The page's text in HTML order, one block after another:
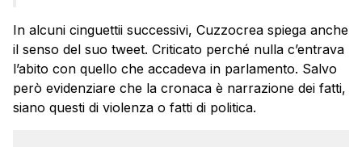
In alcuni cinguettii successivi, Cuzzocrea spiega anche
il senso del suo tweet. Criticato perché nulla c’entrava
l’abito con quello che accadeva in parlamento. Salvo
però evidenziare che la cronaca è narrazione dei fatti,
siano questi di violenza o fatti di politica.